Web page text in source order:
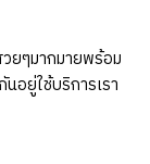
ยๆมากมายพร้อม
อยู่ใช้บริการเรา